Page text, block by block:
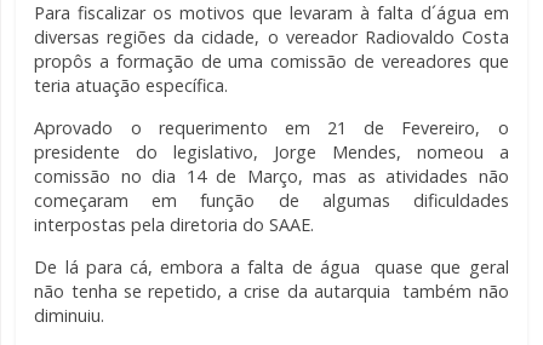
Para fiscalizar os motivos que levaram à falta d´água em
diversas regiões da cidade, o vereador Radiovaldo Costa
propôs a formação de uma comissão de vereadores que
teria atuação específica.
Aprovado o requerimento em 21 de Fevereiro, o
presidente do legislativo, Jorge Mendes, nomeou a
comissão no dia 14 de Março, mas as atividades não
começaram em função de algumas dificuldades
interpostas pela diretoria do SAAE.
De lá para cá, embora a falta de água quase que geral
não tenha se repetido, a crise da autarquia também não
diminuiu.